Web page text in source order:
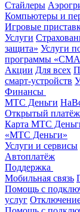
Стайлеры
Компьютеры и
Игровые
Услуги
защита» Услуги
программы
Акции Для всех
смарт-устройств
Финансы
МТС Деньги
Открытый платёж
Карта МТС
«МТС Деньги»
Услуги и сервисы
Автоплатёж
Поддержка
Мобильная связь
Помощь с
услуг